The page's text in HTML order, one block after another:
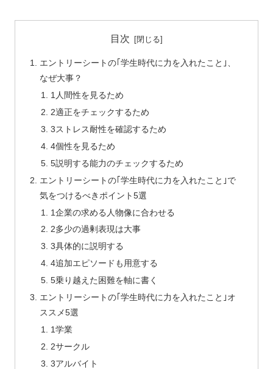
目次
エントリーシートの｢学生時代に力を入れたこと｣、
なぜ大事？
1人間性を見るため
2適正をチェックするため
3ストレス耐性を確認するため
4個性を見るため
5説明する能力のチェックするため
エントリーシートの｢学生時代に力を入れたこと｣で
気をつけるべきポイント5選
1企業の求める人物像に合わせる
2多少の過剰表現は大事
3具体的に説明する
4追加エピソードも用意する
5乗り越えた困難を軸に書く
エントリーシートの｢学生時代に力を入れたこと｣オ
ススメ5選
1学業
2サークル
3アルバイト